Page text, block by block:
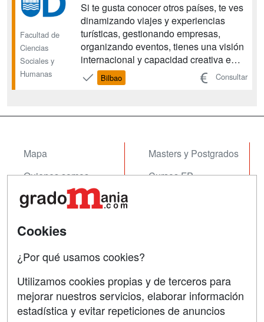
Facultad de
Ciencias
Sociales y
Humanas
Si te gusta conocer otros países, te ves
dinamizando viajes y experiencias
turísticas, gestionando empresas,
organizando eventos, tienes una visión
internacional y capacidad creativa e
innovadora, el Grado en Turismo se
ajusta a ti. Uno de los principales
Bilbao Consultar
Mapa
Quienes somos
Tarifas publicidad
Masters y Postgrados
Cursos FP
Contactar
Confidencialidad
SÍGUENOS EN:
Cookies
¿Por qué usamos cookies?
Utilizamos cookies propias y de terceros para
mejorar nuestros servicios, elaborar información
estadística y evitar repeticiones de anuncios